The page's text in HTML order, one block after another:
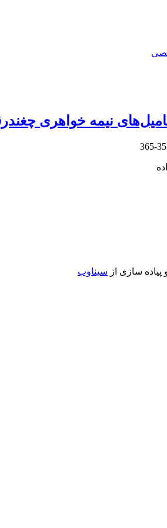
نیمه خواهری
355-
سازی از سیناوب